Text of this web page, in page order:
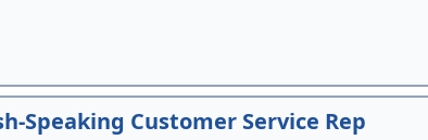
Speaking Customer Service Rep